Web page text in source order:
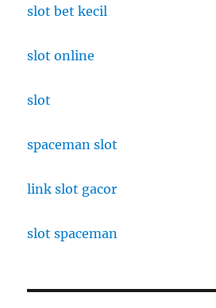
slot bet kecil
slot online
slot
spaceman slot
link slot gacor
slot spaceman